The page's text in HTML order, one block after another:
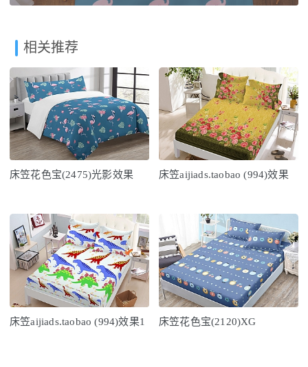
相关推荐
床笠花色宝(2475)光影效果 床笠aijiads.taobao (994)效果
床笠aijiads.taobao (994)效果1 床笠花色宝(2120)XG